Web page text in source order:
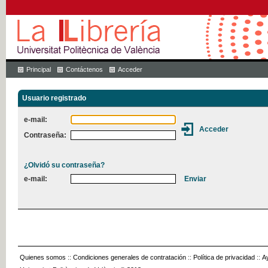
Principal Contáctenos Acceder
Usuario registrado
e-mail:
Contraseña:
¿Olvidó su contraseña?
e-mail:
Quienes somos :: Condiciones generales de contratación :: Política de privacidad ::